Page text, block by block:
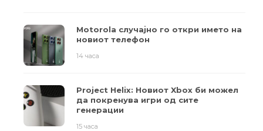
Motorola случајно го откри името на
новиот телефон
14 часа
Project Helix: Новиот Xbox би можел
да покренува игри од сите
генерации
15 часа